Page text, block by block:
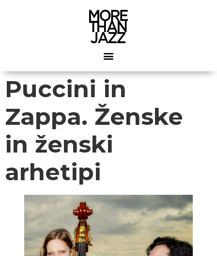
Puccini in
Zappa. Ženske
in ženski
arhetipi